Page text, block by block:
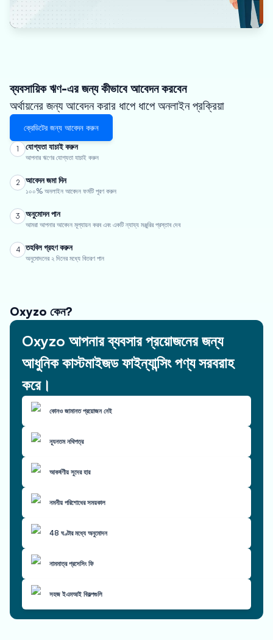
ব্যবসায়িক ঋণ-এর জন্য কীভাবে আবেদন করবেন
অর্থায়নের জন্য আবেদন করার ধাপে ধাপে অনলাইন প্রক্রিয়া
ক্রেডিটের জন্য আবেদন করুন
1 যোগ্যতা যাচাই করুন
আপনার ঋণের যোগ্যতা যাচাই করুন
2 আবেদন জমা দিন
১০০% অনলাইন আবেদন ফর্মটি পূরণ করুন
3 অনুমোদন পান
আমরা আপনার আবেদন মূল্যায়ন করব এবং একটি ন্যায্য মঞ্জুরির প্রস্তাব দেব
4 তহবিল গ্রহণ করুন
অনুমোদনের ২ দিনের মধ্যে বিতরণ পান
Oxyzo কেন?
Oxyzo আপনার ব্যবসার প্রয়োজনের জন্য
আধুনিক কাস্টমাইজড ফাইন্যান্সিং পণ্য সরবরাহ
করে।
কোনও জামানত প্রয়োজন নেই
ন্যূনতম নথিপত্র
আকর্ষণীয় সুদের হার
নমনীয় পরিশোধের সময়কাল
48 ঘণ্টার মধ্যে অনুমোদন
নামমাত্র প্রসেসিং ফি
সহজ ইএমআই বিকল্পগুলি